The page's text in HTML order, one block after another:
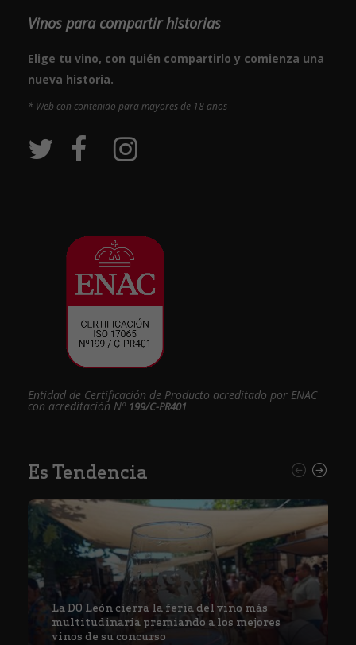
Vinos para compartir historias
Elige tu vino, con quién compartirlo y comienza una
nueva historia.
* Web con contenido para mayores de 18 años
Entidad de Certificación de Producto acreditado por ENAC
con acreditación Nº 199/C-PR401
Es Tendencia
La DO León cierra la feria del vino más
multitudinaria premiando a los mejores
vinos de su concurso